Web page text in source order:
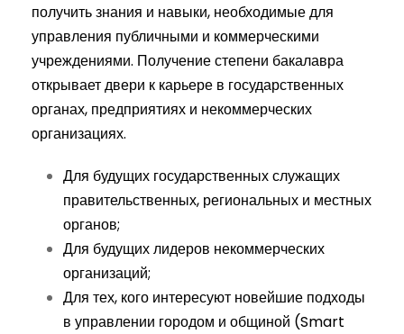
получить знания и навыки, необходимые для
управления публичными и коммерческими
учреждениями. Получение степени бакалавра
открывает двери к карьере в государственных
органах, предприятиях и некоммерческих
организациях.
Для будущих государственных служащих
правительственных, региональных и местных
органов;
Для будущих лидеров некоммерческих
организаций;
Для тех, кого интересуют новейшие подходы
в управлении городом и общиной (Smart